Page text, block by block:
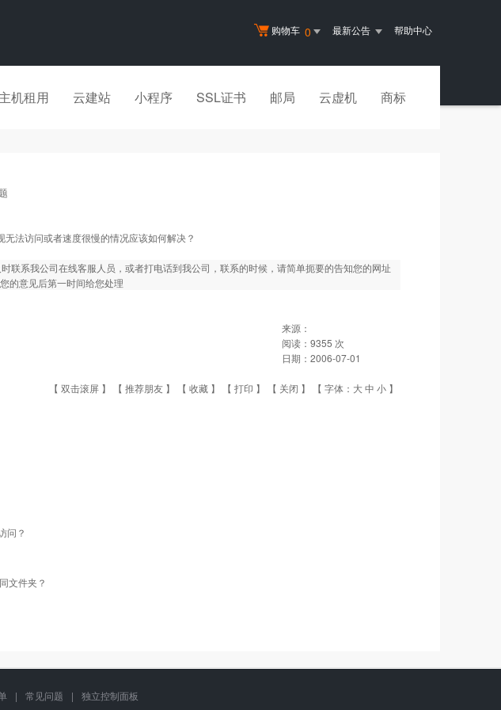
购物车 0 最新公告 帮助中心
主机租用 云建站 小程序 SSL证书 邮局 云虚机 商标
无法访问或者速度很慢的情况应该如何解决？
联系我公司在线客服人员，或者打电话到我公司，联系的时候，请简单扼要的告知您的网址
的意见后第一时间给您处理
来源：
阅读： 9355 次
日期： 2006-07-01
【 双击滚屏 】 【 推荐朋友 】 【 收藏 】 【 打印 】 【 关闭 】 【 字体： 大中 小 】
问？
文件夹？
| 常见问题 | 独立控制面板